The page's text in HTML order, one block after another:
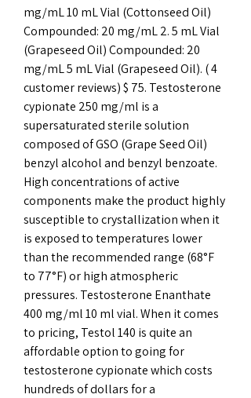
mg/mL 10 mL Vial (Cottonseed Oil)
Compounded: 20 mg/mL 2. 5 mL Vial
(Grapeseed Oil) Compounded: 20
mg/mL 5 mL Vial (Grapeseed Oil). ( 4
customer reviews) $ 75. Testosterone
cypionate 250 mg/ml is a
supersaturated sterile solution
composed of GSO (Grape Seed Oil)
benzyl alcohol and benzyl benzoate.
High concentrations of active
components make the product highly
susceptible to crystallization when it
is exposed to temperatures lower
than the recommended range (68°F
to 77°F) or high atmospheric
pressures. Testosterone Enanthate
400 mg/ml 10 ml vial. When it comes
to pricing, Testol 140 is quite an
affordable option to going for
testosterone cypionate which costs
hundreds of dollars for a